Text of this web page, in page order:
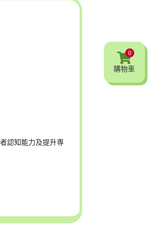
認知能力及提升専
0
購物車